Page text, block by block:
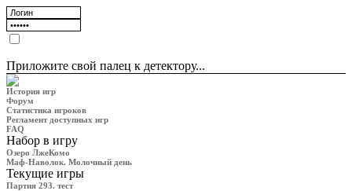
Приложите свой палец к детектору...
История игр
Форум
Статистика игроков
Регламент доступных игр
FAQ
Набор в игру
Озеро ЛжеКомо
Маф-Наволок. Молочный день
Текущие игры
Партия 293. тест